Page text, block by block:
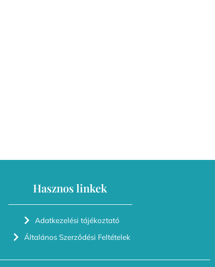
Hasznos linkek
Adatkezelési tájékoztató
Általános Szerződési Feltételek